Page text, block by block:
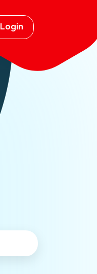
Login